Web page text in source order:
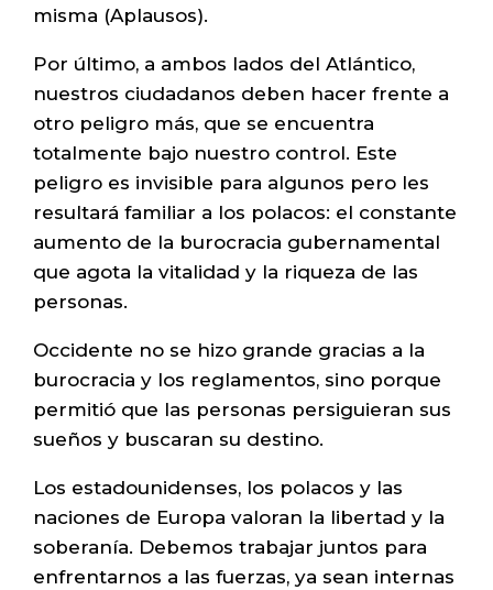
misma (Aplausos).
Por último, a ambos lados del Atlántico,
nuestros ciudadanos deben hacer frente a
otro peligro más, que se encuentra
totalmente bajo nuestro control. Este
peligro es invisible para algunos pero les
resultará familiar a los polacos: el constante
aumento de la burocracia gubernamental
que agota la vitalidad y la riqueza de las
personas.
Occidente no se hizo grande gracias a la
burocracia y los reglamentos, sino porque
permitió que las personas persiguieran sus
sueños y buscaran su destino.
Los estadounidenses, los polacos y las
naciones de Europa valoran la libertad y la
soberanía. Debemos trabajar juntos para
enfrentarnos a las fuerzas, ya sean internas